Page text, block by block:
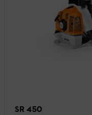
SR 450